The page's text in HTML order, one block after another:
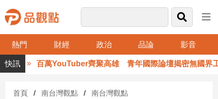
熱門 財經 政治 品論 影音
品
觀
財
百萬YouTuber齊聚高雄 青年國際論壇揭密無國界工作術
首頁 南台灣觀點 南台灣觀點